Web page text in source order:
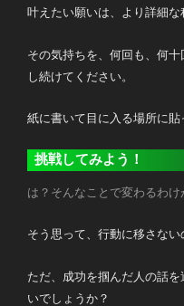
叶えたい願いは、より詳細な
その気持ちを、何回も、何
し続けてください。
紙に書いて目に入る場所に貼
挑戦してみよう！
は？そんなことで変わるわけ
そう思って、行動に移さない
ただ、成功を掴んだ人の話
いでしょうか？